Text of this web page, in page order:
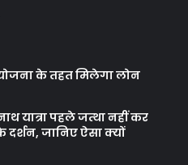
योजना के तहत मिलेगा लोन
यात्रा पहले जत्था नहीं कर
जानिए ऐसा क्यों